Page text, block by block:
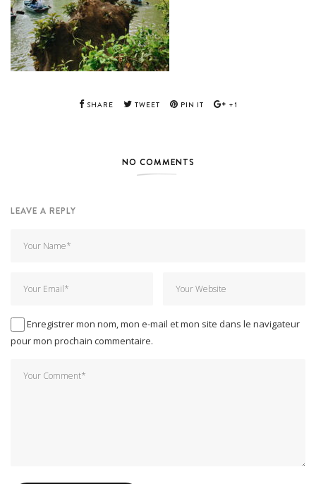
SHARE TWEET PIN IT +1
NO COMMENTS
LEAVE A REPLY
Enregistrer mon nom, mon e-mail et mon site dans le navigateur
pour mon prochain commentaire.